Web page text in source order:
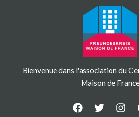
Bienvenue dans l'association du
Maison de France